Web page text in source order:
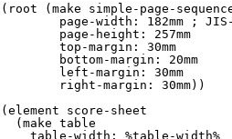
(root (make simple-page-
page-width: 182mm ;
page-height: 257mm
top-margin: 30mm
bottom-margin: 20mm
left-margin: 30mm
right-margin: 30mm))
(element score-sheet
(make table
table-width: %table-width%